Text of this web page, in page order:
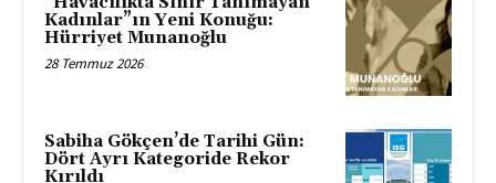
Kadınlar”ın Yeni Konuğu:
Hürriyet Munanoğlu
28 Temmuz 2026
Sabiha Gökçen’de Tarihi Gün:
Dört Ayrı Kategoride Rekor
Kırıldı